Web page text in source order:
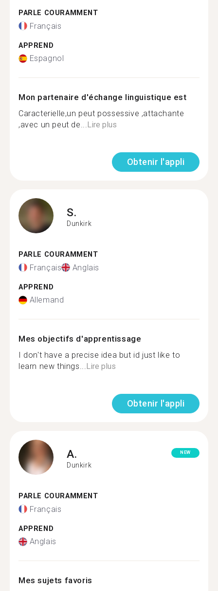
PARLE COURAMMENT
Français
APPREND
Espagnol
Mon partenaire d'échange linguistique est
Caracterielle,un peut possessive ,attachante
,avec un peut de...Lire plus
Obtenir l'appli
S.
Dunkirk
PARLE COURAMMENT
Français Anglais
APPREND
Allemand
Mes objectifs d'apprentissage
I don't have a precise idea but id just like to
learn new things...Lire plus
Obtenir l'appli
A.
Dunkirk
NEW
PARLE COURAMMENT
Français
APPREND
Anglais
Mes sujets favoris